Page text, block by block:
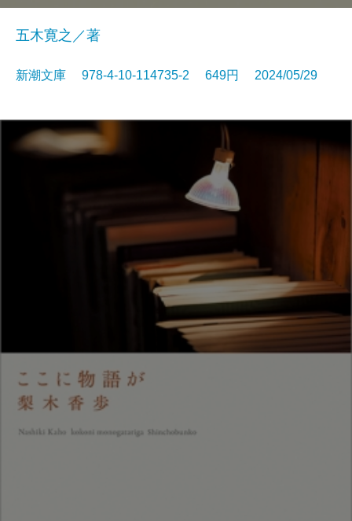
五木寛之／著
新潮文庫 978-4-10-114735-2 649円 2024/05/29